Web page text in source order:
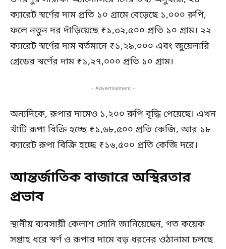
ক্যারেট স্বর্ণের দাম প্রতি ১০ গ্রামে বেড়েছে ১,০০০ রুপি,
ফলে নতুন দর দাঁড়িয়েছে ₹১,৩২,৫০০ প্রতি ১০ গ্রাম। ২২
ক্যারেট স্বর্ণের দাম বর্তমানে ₹১,২৯,০০০ এবং জুয়েলারি
গ্রেডের স্বর্ণের দাম ₹১,২৭,০০০ প্রতি ১০ গ্রাম।
- Advertisement -
অন্যদিকে, রূপার দামেও ১,২০০ রুপি বৃদ্ধি পেয়েছে। এখন
খাঁটি রূপা বিক্রি হচ্ছে ₹১,৬৮,৫০০ প্রতি কেজি, আর ১৮
ক্যারেট রূপা বিক্রি হচ্ছে ₹১৬,৫০০ প্রতি কেজি দরে।
আন্তর্জাতিক বাজারে অস্থিরতার
প্রভাব
স্থানীয় ব্যবসায়ী কেলাশ সোনি জানিয়েছেন, গত কয়েক
সপ্তাহ ধরে স্বর্ণ ও রূপার দামে বড় ধরনের ওঠানামা চলছে